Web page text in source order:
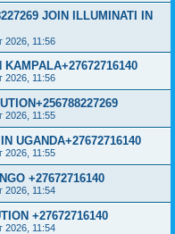
JOIN ILLUMINATI IN
2026, 11:56
2026, 11:56
2026, 11:55
UGANDA+27672716140
2026, 11:55
+27672716140
2026, 11:54
+27672716140
2026, 11:54